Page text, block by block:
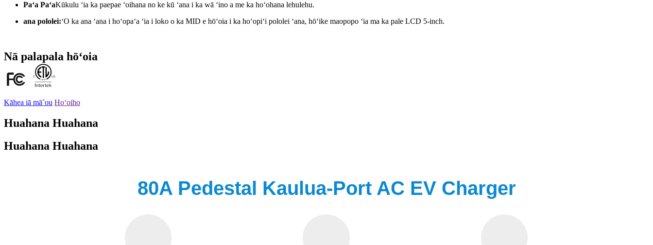
Paʻa PaʻaKūkulu ʻia ka paepae ʻoihana no ke kū ʻana i ka wā ʻino a me ka hoʻohana lehulehu.
ana pololei:ʻO ka ana ʻana i hoʻopaʻa ʻia i loko o ka MID e hōʻoia i ka hoʻopiʻi pololei ʻana, hōʻike maopopo ʻia ma ka pale LCD 5-inch.
Nā palapala hōʻoia
Kāhea iā mā˚ou Hoʻoiho
Huahana Huahana
Huahana Huahana
80A Pedestal Kaulua-Port AC EV Charger